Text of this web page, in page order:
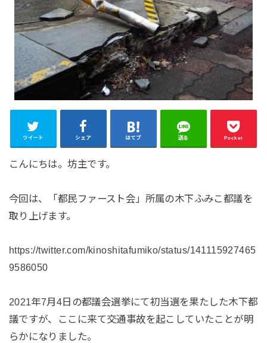
ツイート シェア はてブ 送る Pocket
こんにちは。坊主です。
今回は、「都民ファースト会」所属の木下ふみこ都議を
取り上げます。
https://twitter.com/kinoshitafumiko/status/141115927465
9586050
2021年7月4日の都議会選挙にて初当選を果たした木下都
議ですが、ここに来て交通事故を起こしていたことが明
らかになりました。